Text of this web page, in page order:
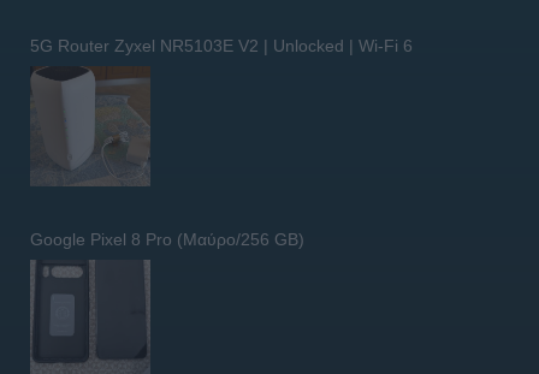
5G Router Zyxel NR5103E V2 | Unlocked | Wi-Fi 6
Google Pixel 8 Pro (Μαύρο/256 GB)